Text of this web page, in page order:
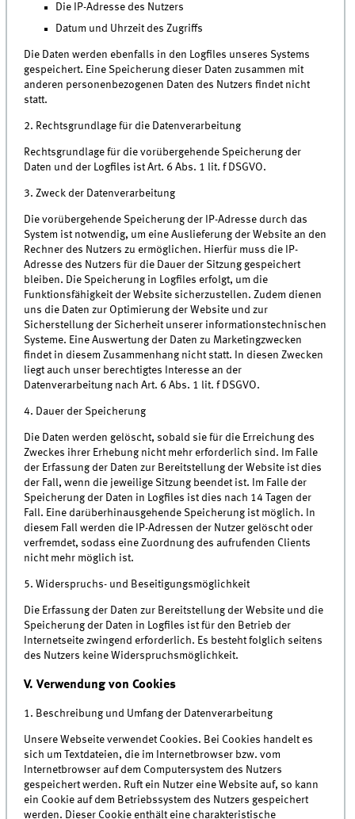
Die IP-Adresse des Nutzers
Datum und Uhrzeit des Zugriffs
Die Daten werden ebenfalls in den Logfiles unseres Systems
gespeichert. Eine Speicherung dieser Daten zusammen mit
anderen personenbezogenen Daten des Nutzers findet nicht
statt.
2. Rechtsgrundlage für die Datenverarbeitung
Rechtsgrundlage für die vorübergehende Speicherung der
Daten und der Logfiles ist Art. 6 Abs. 1 lit. f DSGVO.
3. Zweck der Datenverarbeitung
Die vorübergehende Speicherung der IP-Adresse durch das
System ist notwendig, um eine Auslieferung der Website an den
Rechner des Nutzers zu ermöglichen. Hierfür muss die IP-
Adresse des Nutzers für die Dauer der Sitzung gespeichert
bleiben. Die Speicherung in Logfiles erfolgt, um die
Funktionsfähigkeit der Website sicherzustellen. Zudem dienen
uns die Daten zur Optimierung der Website und zur
Sicherstellung der Sicherheit unserer informationstechnischen
Systeme. Eine Auswertung der Daten zu Marketingzwecken
findet in diesem Zusammenhang nicht statt. In diesen Zwecken
liegt auch unser berechtigtes Interesse an der
Datenverarbeitung nach Art. 6 Abs. 1 lit. f DSGVO.
4. Dauer der Speicherung
Die Daten werden gelöscht, sobald sie für die Erreichung des
Zweckes ihrer Erhebung nicht mehr erforderlich sind. Im Falle
der Erfassung der Daten zur Bereitstellung der Website ist dies
der Fall, wenn die jeweilige Sitzung beendet ist. Im Falle der
Speicherung der Daten in Logfiles ist dies nach 14 Tagen der
Fall. Eine darüberhinausgehende Speicherung ist möglich. In
diesem Fall werden die IP-Adressen der Nutzer gelöscht oder
verfremdet, sodass eine Zuordnung des aufrufenden Clients
nicht mehr möglich ist.
5. Widerspruchs- und Beseitigungsmöglichkeit
Die Erfassung der Daten zur Bereitstellung der Website und die
Speicherung der Daten in Logfiles ist für den Betrieb der
Internetseite zwingend erforderlich. Es besteht folglich seitens
des Nutzers keine Widerspruchsmöglichkeit.
V. Verwendung von Cookies
1. Beschreibung und Umfang der Datenverarbeitung
Unsere Webseite verwendet Cookies. Bei Cookies handelt es
sich um Textdateien, die im Internetbrowser bzw. vom
Internetbrowser auf dem Computersystem des Nutzers
gespeichert werden. Ruft ein Nutzer eine Website auf, so kann
ein Cookie auf dem Betriebssystem des Nutzers gespeichert
werden. Dieser Cookie enthält eine charakteristische